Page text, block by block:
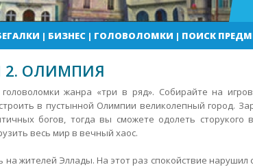
| БИЗНЕС| ГОЛОВОЛОМКИ | ПОИСК
2. ОЛИМПИЯ
жанра «три в ряд». Собирайте на
в пустынной Олимпии великолепный город.
богов, тогда вы сможете одолеть сторукого
весь мир в вечный хаос.
жителей Эллады. На этот раз спокойствие нарушил